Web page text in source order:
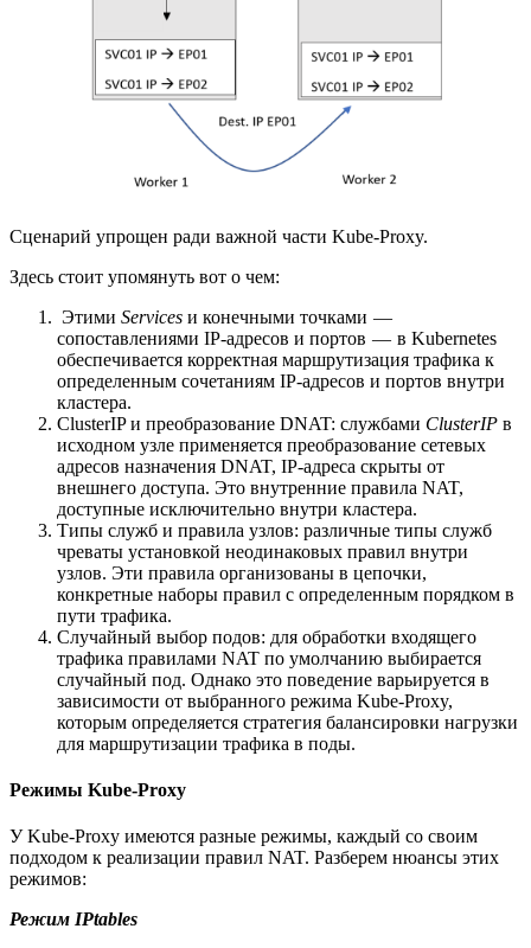
Сценарий упрощен ради важной части Kube-Proxy.
Здесь стоит упомянуть вот о чем:
Этими Services и конечными точками —
сопоставлениями IP-адресов и портов — в Kubernetes
обеспечивается корректная маршрутизация трафика к
определенным сочетаниям IP-адресов и портов внутри
кластера.
ClusterIP и преобразование DNAT: службами ClusterIP в
исходном узле применяется преобразование сетевых
адресов назначения DNAT, IP-адреса скрыты от
внешнего доступа. Это внутренние правила NAT,
доступные исключительно внутри кластера.
Типы служб и правила узлов: различные типы служб
чреваты установкой неодинаковых правил внутри
узлов. Эти правила организованы в цепочки,
конкретные наборы правил с определенным порядком в
пути трафика.
Случайный выбор подов: для обработки входящего
трафика правилами NAT по умолчанию выбирается
случайный под. Однако это поведение варьируется в
зависимости от выбранного режима Kube-Proxy,
которым определяется стратегия балансировки нагрузки
для маршрутизации трафика в поды.
Режимы Kube-Proxy
У Kube-Proxy имеются разные режимы, каждый со своим
подходом к реализации правил NAT. Разберем нюансы этих
режимов:
Режим IPtables